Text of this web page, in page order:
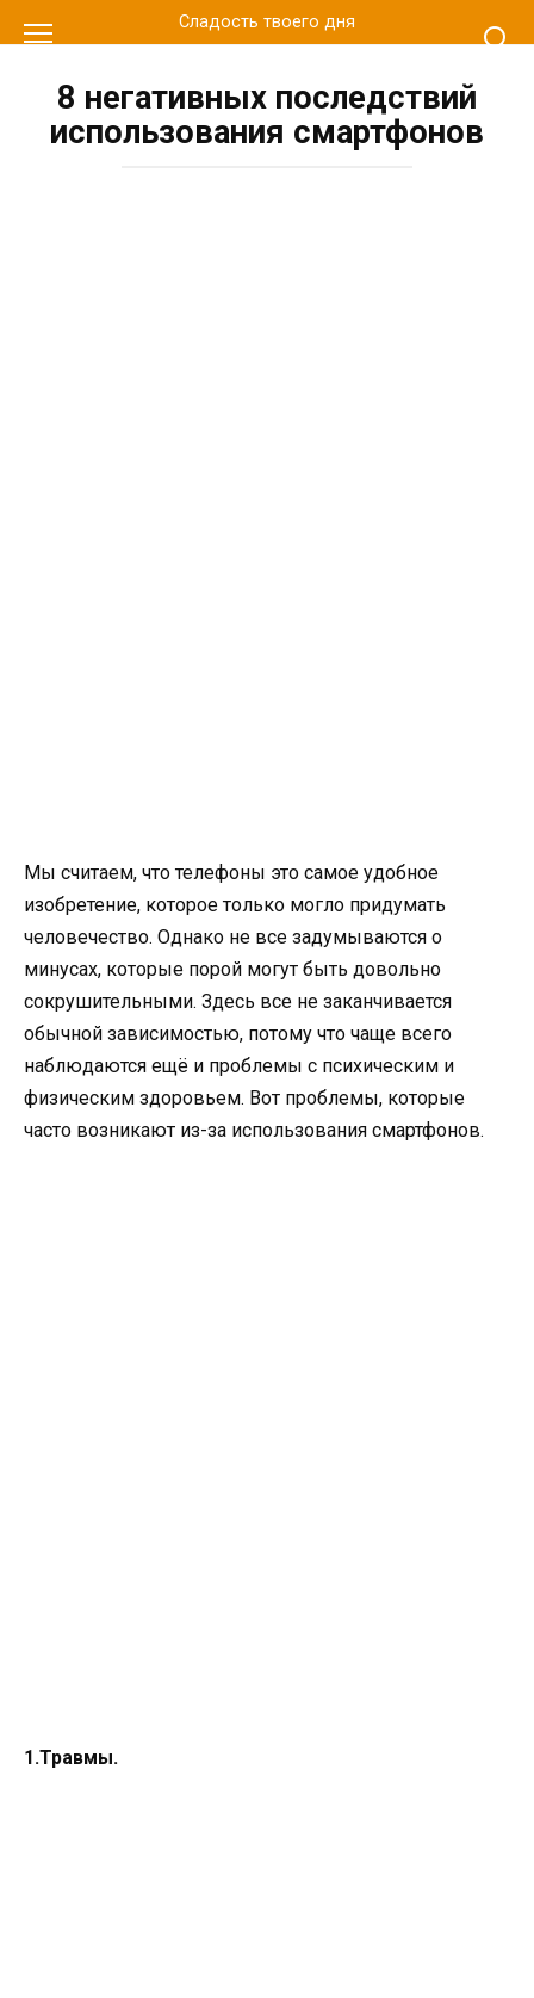
к
Сладость твоего дня
8 негативных последствий
использования смартфонов
Мы считаем, что телефоны это самое удобное
изобретение, которое только могло придумать
человечество. Однако не все задумываются о
минусах, которые порой могут быть довольно
сокрушительными. Здесь все не заканчивается
обычной зависимостью, потому что чаще всего
наблюдаются ещё и проблемы с психическим и
физическим здоровьем. Вот проблемы, которые
часто возникают из-за использования смартфонов.
1.Травмы.